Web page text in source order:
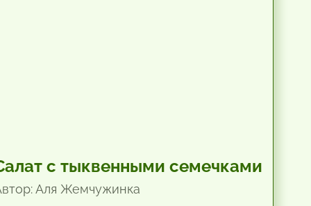
с тыквенными семечками
Аля Жемчужинка